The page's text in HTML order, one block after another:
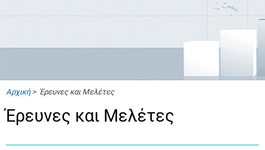
Αρχική> Έρευνες και Μελέτες
Έρευνες και Μελέτες